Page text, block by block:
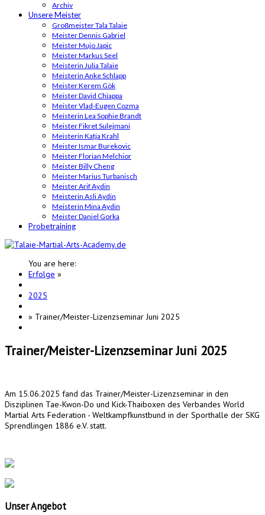
Archiv
Unsere Meister
Großmeister Tala Talaie
Meister Dennis Gabriel
Meister Mujo Japic
Meister Markus Seel
Meisterin Julia Talaie
Meisterin Anke Schlapp
Meister Kerem Gök
Meister David Chiappa
Meister Vlad-Eugen Cozma
Meisterin Lea Sophie Brandt
Meister Fikret Sulejmani
Meisterin Katja Krahl
Meister Ismar Burekovic
Meister Florian Melchior
Meister Billy Cheng
Meister Marius Turbanisch
Meister Arif Aydin
Meisterin Asli Aydin
Meisterin Mina Aydin
Meister Daniel Gorka
Probetraining
You are here:
Erfolge »
2025
» Trainer/Meister-Lizenzseminar Juni 2025
Trainer/Meister-Lizenzseminar Juni 2025
Am 15.06.2025 fand das Trainer/Meister-Lizenzseminar in den
Disziplinen Tae-Kwon-Do und Kick-Thaiboxen des Verbandes World
Martial Arts Federation - Weltkampfkunstbund in der Sporthalle der SKG
Sprendlingen 1886 e.V. statt.
UnserAngebot